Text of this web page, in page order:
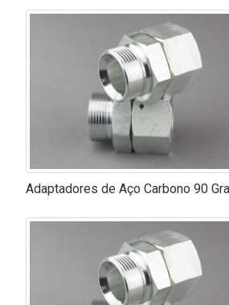
Adaptadores de Aço Carbono 90